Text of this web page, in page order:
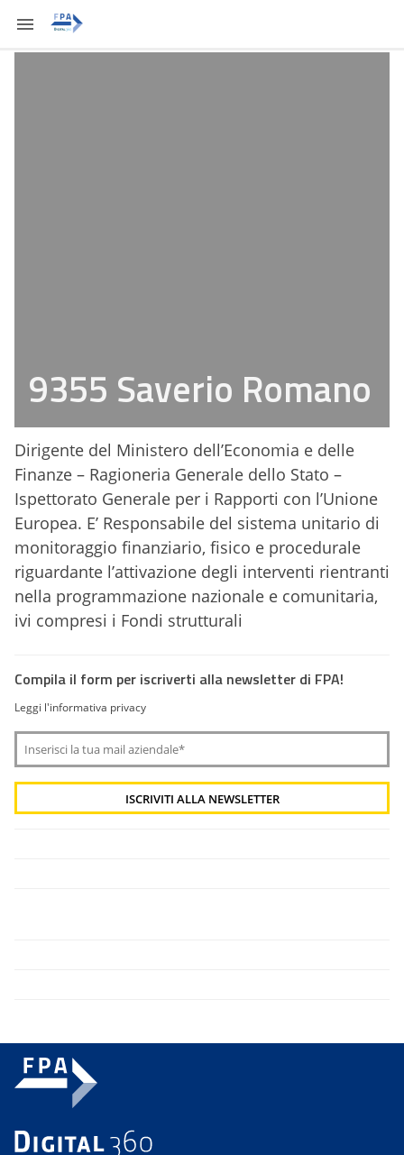
9355 Saverio Romano
Dirigente del Ministero dell’Economia e delle
Finanze – Ragioneria Generale dello Stato –
Ispettorato Generale per i Rapporti con l’Unione
Europea. E’ Responsabile del sistema unitario di
monitoraggio finanziario, fisico e procedurale
riguardante l’attivazione degli interventi rientranti
nella programmazione nazionale e comunitaria,
ivi compresi i Fondi strutturali
Compila il form per iscriverti alla newsletter di FPA!
Leggi l'informativa privacy